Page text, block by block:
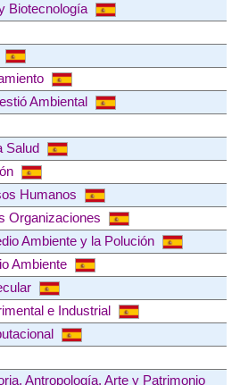
Biotecnología
Ambiental
Salud
Humanos
Organizaciones
Ambiente y la Polución
Ambiente
e Industrial
Antropología, Arte y Patrimonio